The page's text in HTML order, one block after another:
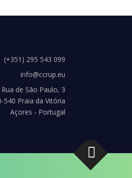
(+351) 295 543 099
info@ccrup.eu
Rua de São Paulo, 3
540 Praia da Vitória
Açores - Portugal